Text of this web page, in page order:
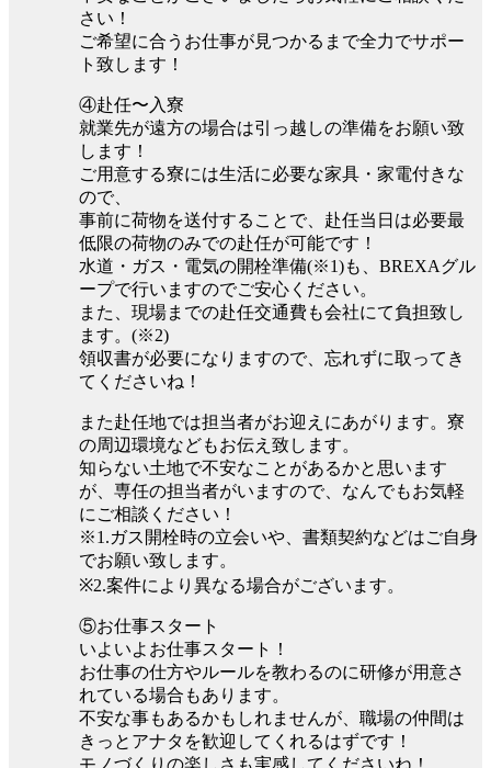
さい！
ご希望に合うお仕事が見つかるまで全力でサポー
ト致します！
④赴任〜入寮
就業先が遠方の場合は引っ越しの準備をお願い致
します！
ご用意する寮には生活に必要な家具・家電付きな
ので、
事前に荷物を送付することで、赴任当日は必要最
低限の荷物のみでの赴任が可能です！
水道・ガス・電気の開栓準備(※1)も、BREXAグル
ープで行いますのでご安心ください。
また、現場までの赴任交通費も会社にて負担致し
ます。(※2)
領収書が必要になりますので、忘れずに取ってき
てくださいね！
また赴任地では担当者がお迎えにあがります。寮
の周辺環境などもお伝え致します。
知らない土地で不安なことがあるかと思います
が、専任の担当者がいますので、なんでもお気軽
にご相談ください！
※1.ガス開栓時の立会いや、書類契約などはご自身
でお願い致します。
※2.案件により異なる場合がございます。
⑤お仕事スタート
いよいよお仕事スタート！
お仕事の仕方やルールを教わるのに研修が用意さ
れている場合もあります。
不安な事もあるかもしれませんが、職場の仲間は
きっとアナタを歓迎してくれるはずです！
モノづくりの楽しさも実感してくださいね！